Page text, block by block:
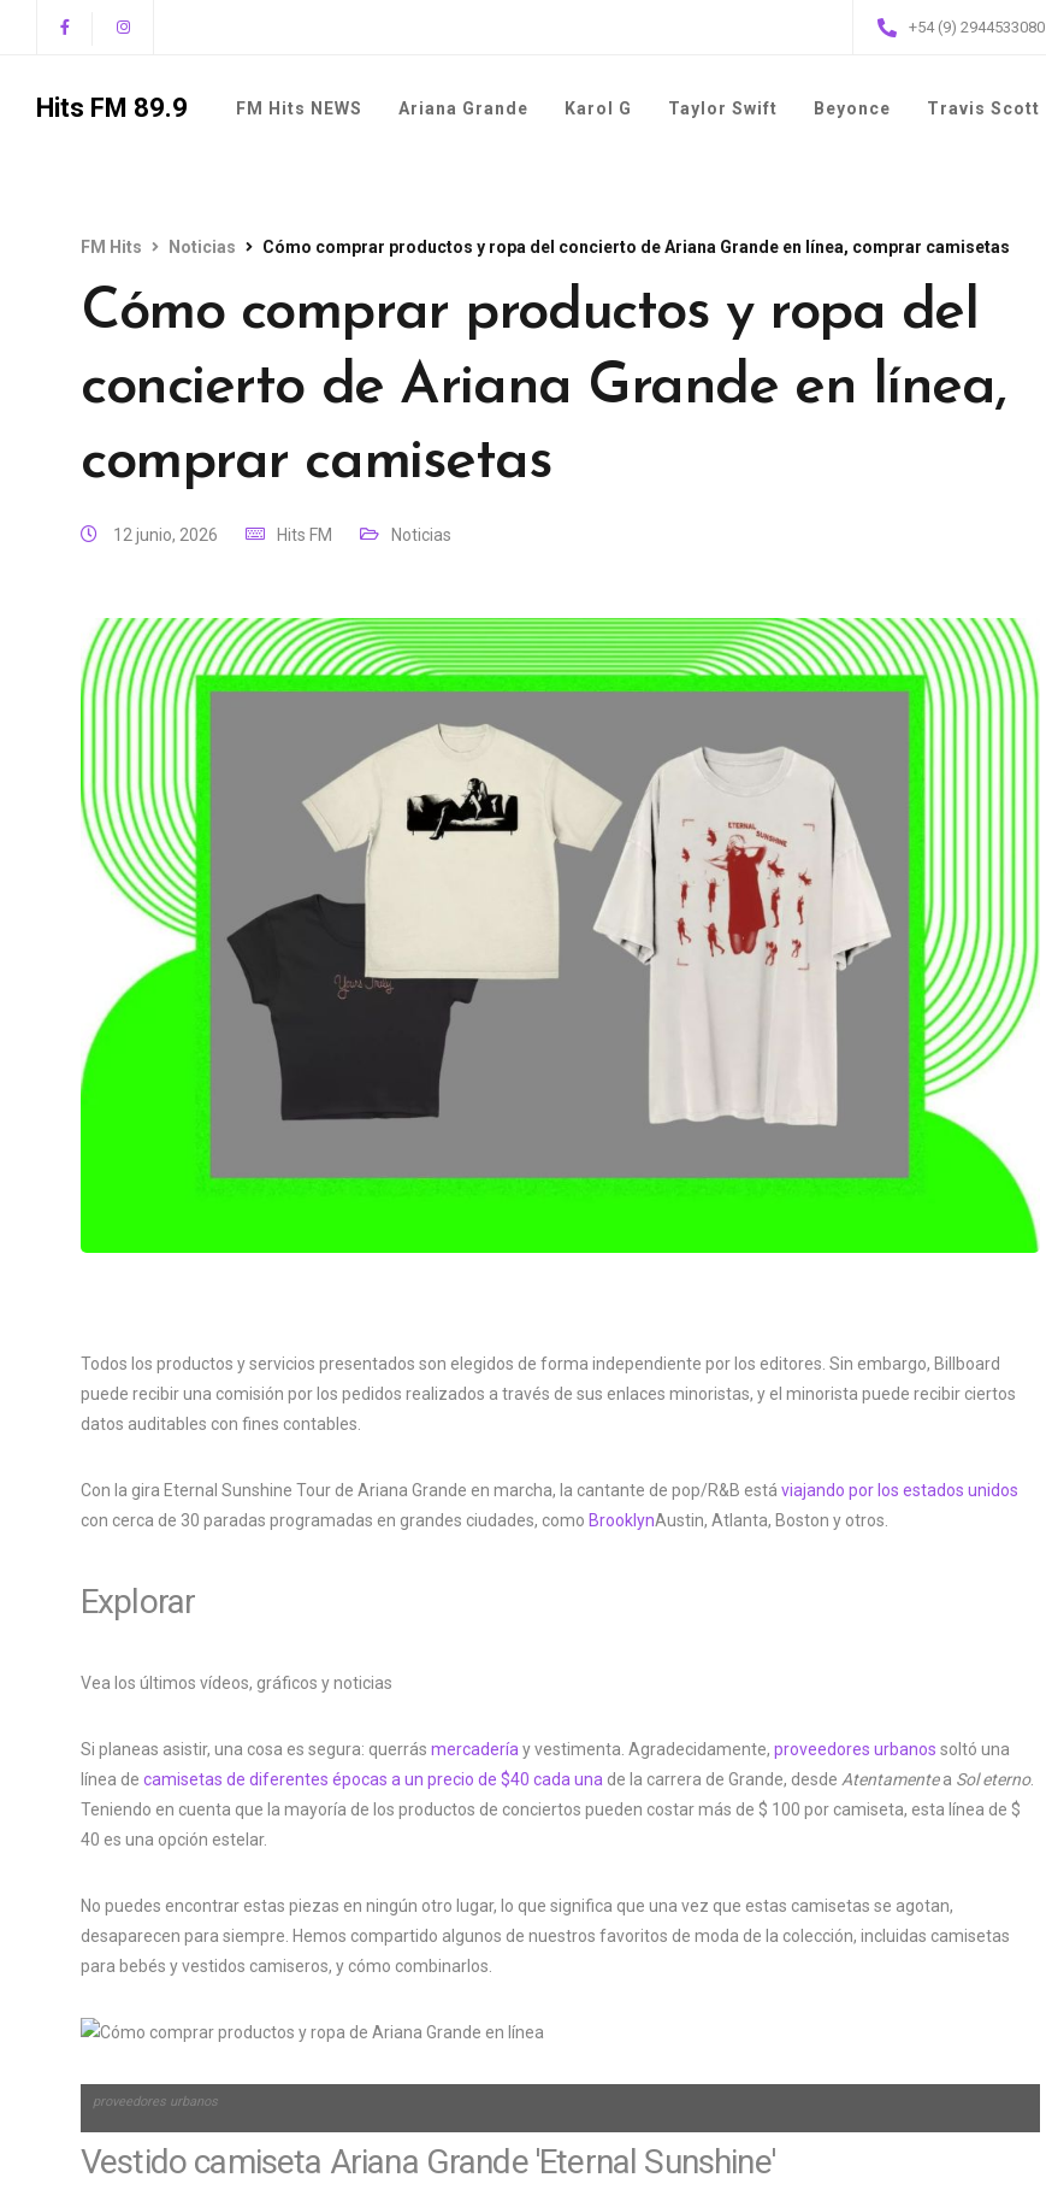
+54 (9) 2944533080
Hits FM 89.9 FM Hits NEWS Ariana Grande Karol G Taylor Swift Beyonce Travis Scott
FM Hits Noticias Cómo comprar productos y ropa del concierto de Ariana Grande en línea, comprar camisetas
Cómo comprar productos y ropa del
concierto de Ariana Grande en línea,
comprar camisetas
12 junio, 2026 Hits FM Noticias
Todos los productos y servicios presentados son elegidos de forma independiente por los editores. Sin embargo, Billboard
puede recibir una comisión por los pedidos realizados a través de sus enlaces minoristas, y el minorista puede recibir ciertos
datos auditables con fines contables.
Con la gira Eternal Sunshine Tour de Ariana Grande en marcha, la cantante de pop/R&B está viajando por los estados unidos
con cerca de 30 paradas programadas en grandes ciudades, como BrooklynAustin, Atlanta, Boston y otros.
Explorar
Vea los últimos vídeos, gráficos y noticias
Si planeas asistir, una cosa es segura: querrás mercadería y vestimenta. Agradecidamente, proveedores urbanos soltó una
línea de camisetas de diferentes épocas a un precio de $40 cada una de la carrera de Grande, desde Atentamentea Sol eterno.
Teniendo en cuenta que la mayoría de los productos de conciertos pueden costar más de $ 100 por camiseta, esta línea de $
40 es una opción estelar.
No puedes encontrar estas piezas en ningún otro lugar, lo que significa que una vez que estas camisetas se agotan,
desaparecen para siempre. Hemos compartido algunos de nuestros favoritos de moda de la colección, incluidas camisetas
para bebés y vestidos camiseros, y cómo combinarlos.
proveedores urbanos
Vestido camiseta Ariana Grande 'Eternal Sunshine'